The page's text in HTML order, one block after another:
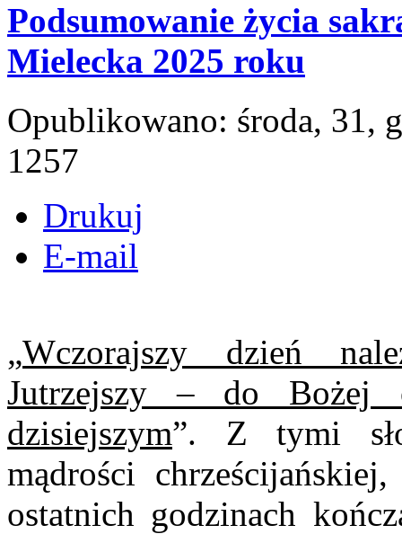
Podsumowanie życia
Mielecka 2025 roku
Opublikowano: środa, 31,
1257
Drukuj
E-mail
„Wczorajszy dzień
Jutrzejszy – do Bożej
dzisiejszym”. Z tymi
mądrości
ostatnich godzinach